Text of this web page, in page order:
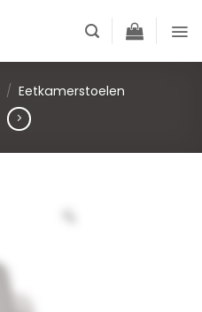
/ Eetkamerstoelen